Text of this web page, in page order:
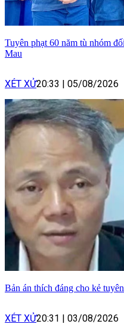
Tuyên phạt 60 năm tù nhóm
Mau
XÉT XỬ20:33 | 05/08/2026
Bản án thích đáng cho kẻ
XÉT XỬ20:31 | 03/08/2026